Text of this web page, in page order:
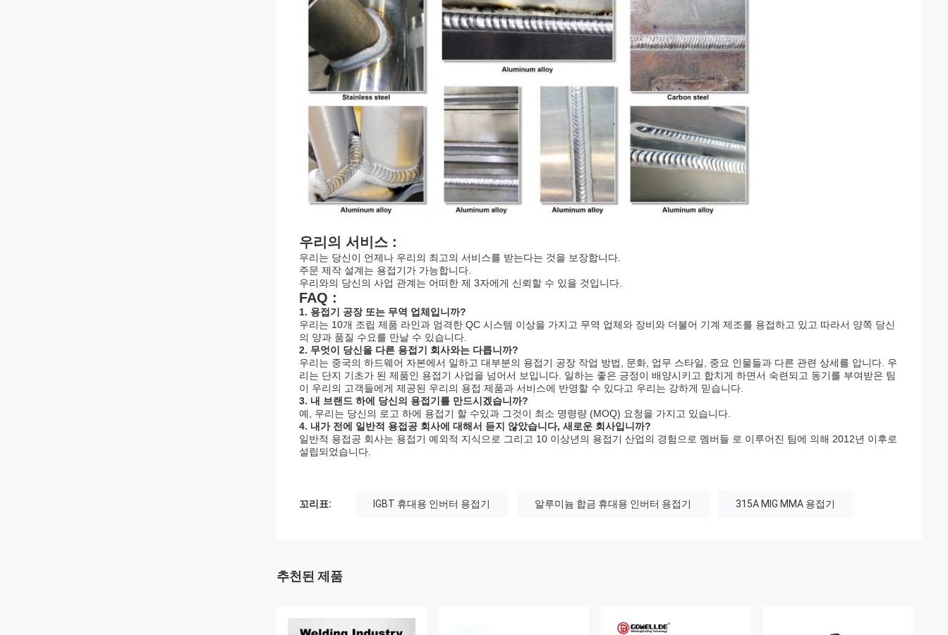
우리의 서비스 :
우리는 당신이 언제나 우리의 최고의 서비스를 받는다는 것을 보장합니다.
주문 제작 설계는 용접기가 가능합니다.
우리와의 당신의 사업 관계는 어떠한 제 3자에게 신뢰할 수 있을 것입니다.
FAQ :
1. 용접기 공장 또는 무역 업체입니까?
우리는 10개 조립 제품 라인과 엄격한 QC 시스템 이상을 가지고 무역 업체와 장비와 더불어 기계 제조를 용접하고 있고 따라서 양쪽 당신
의 양과 품질 수요를 만날 수 있습니다.
2. 무엇이 당신을 다른 용접기 회사와는 다릅니까?
우리는 중국의 하드웨어 자본에서 일하고 대부분의 용접기 공장 작업 방법, 문화, 업무 스타일, 중요 인물들과 다른 관련 상세를 압니다. 우
리는 단지 기초가 된 제품인 용접기 사업을 넘어서 보입니다. 일하는 좋은 긍정이 배양시키고 합치게 하면서 숙련되고 동기를 부여받은 팀
이 우리의 고객들에게 제공된 우리의 용접 제품과 서비스에 반영할 수 있다고 우리는 강하게 믿습니다.
3. 내 브랜드 하에 당신의 용접기를 만드시겠습니까?
예, 우리는 당신의 로고 하에 용접기 할 수있과 그것이 최소 명령량 (MOQ) 요청을 가지고 있습니다.
4. 내가 전에 일반적 용접공 회사에 대해서 듣지 않았습니다, 새로운 회사입니까?
일반적 용접공 회사는 용접기 예외적 지식으로 그리고 10 이상년의 용접기 산업의 경험으로 멤버들 로 이루어진 팀에 의해 2012년 이후로
설립되었습니다.
꼬리표: IGBT 휴대용 인버터 용접기 알루미늄 합금 휴대용 인버터 용접기 315A MIG MMA 용접기
추천된 제품